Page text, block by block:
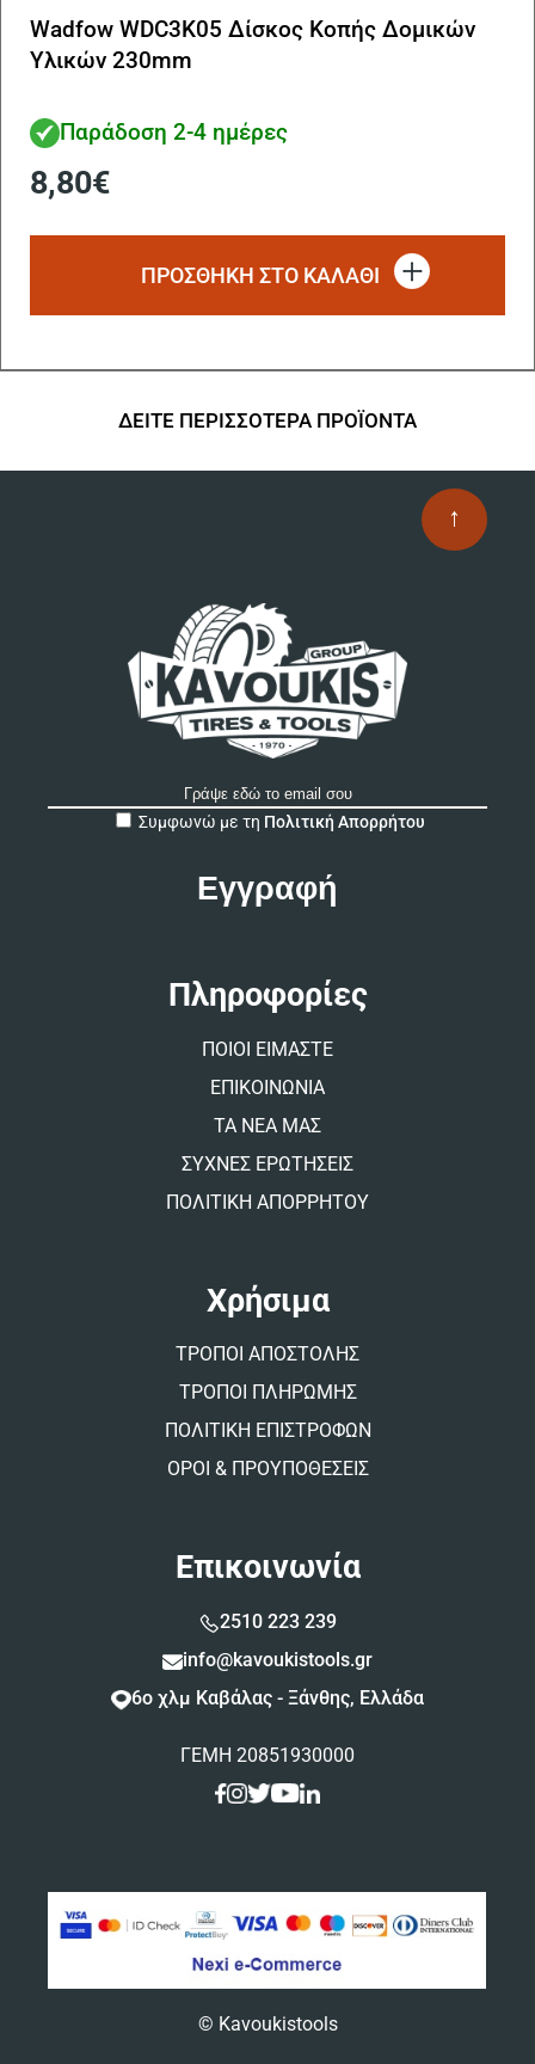
Wadfow WDC3K05 Δίσκος Κοπής Δομικών
Υλικών 230mm
Παράδοση 2-4 ημέρες
8,80€
ΠΡΟΣΘΗΚΗ ΣΤΟ ΚΑΛΑΘΙ
ΔΕΙΤΕ ΠΕΡΙΣΣΟΤΕΡΑ ΠΡΟΪΟΝΤΑ
↑
Συμφωνώ με τη Πολιτική Απορρήτου
Πληροφορίες
ΠΟΙΟΙ ΕΙΜΑΣΤΕ
ΕΠΙΚΟΙΝΩΝΙΑ
ΤΑ ΝΕΑ ΜΑΣ
ΣΥΧΝΕΣ ΕΡΩΤΗΣΕΙΣ
ΠΟΛΙΤΙΚΗ ΑΠΟΡΡΗΤΟΥ
Χρήσιμα
ΤΡΟΠΟΙ ΑΠΟΣΤΟΛΗΣ
ΤΡΟΠΟΙ ΠΛΗΡΩΜΗΣ
ΠΟΛΙΤΙΚΗ ΕΠΙΣΤΡΟΦΩΝ
ΟΡΟΙ & ΠΡΟΥΠΟΘΕΣΕΙΣ
Επικοινωνία
2510 223 239
info@kavoukistools.gr
6ο χλμ Καβάλας - Ξάνθης, Ελλάδα
ΓΕΜΗ 20851930000
© Kavoukistools